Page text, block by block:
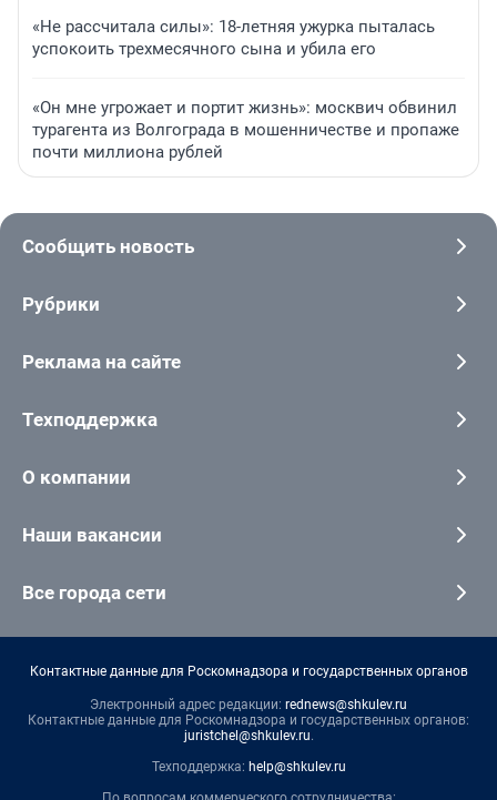
«Не рассчитала силы»: 18-летняя ужурка пыталась
успокоить трехмесячного сына и убила его
«Он мне угрожает и портит жизнь»: москвич обвинил
турагента из Волгограда в мошенничестве и пропаже
почти миллиона рублей
Сообщить новость
Рубрики
Реклама на сайте
Техподдержка
О компании
Наши вакансии
Все города сети
Контактные данные для Роскомнадзора и государственных органов
Электронный адрес редакции: rednews@shkulev.ru
Контактные данные для Роскомнадзора и государственных органов:
juristchel@shkulev.ru.
Техподдержка: help@shkulev.ru